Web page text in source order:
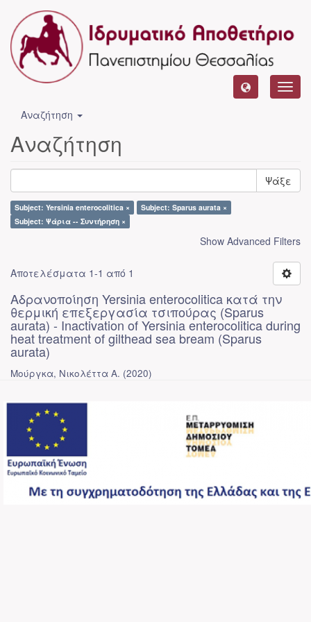
Αναζήτηση
Αναζήτηση
Ψάξε
Subject: Yersinia enterocolitica ×
Subject: Sparus aurata ×
Subject: Ψάρια -- Συντήρηση ×
Show Advanced Filters
Αποτελέσματα 1-1 από 1
Αδρανοποίηση Yersinia enterocolitica κατά την
θερμική επεξεργασία τσιπούρας (Sparus
aurata) - Inactivation of Yersinia enterocolitica during
heat treatment of gilthead sea bream (Sparus
aurata)
Μούργκα, Νικολέττα Α. (2020)